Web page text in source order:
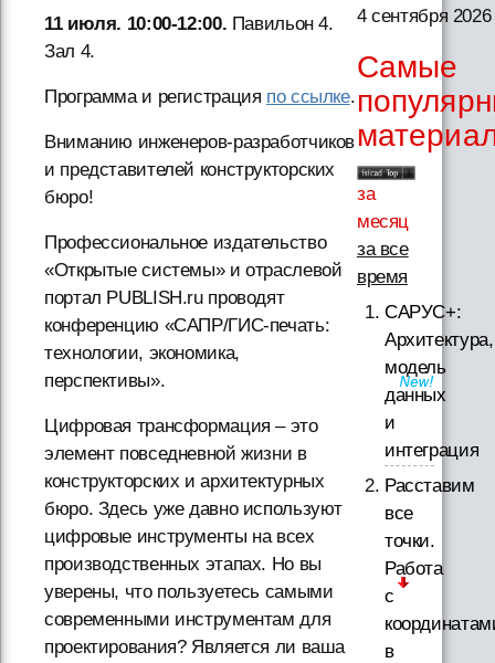
11 июля. 10:00-12:00. Павильон 4.
Зал 4.
Программа и регистрация по ссылке.
Вниманию инженеров-разработчиков
и представителей конструкторских
бюро!
Профессиональное издательство
«Открытые системы» и отраслевой
портал PUBLISH.ru проводят
конференцию «САПР/ГИС-печать:
технологии, экономика,
перспективы».
Цифровая трансформация – это
элемент повседневной жизни в
конструкторских и архитектурных
бюро. Здесь уже давно используют
цифровые инструменты на всех
производственных этапах. Но вы
уверены, что пользуетесь самыми
современными инструментам для
проектирования? Является ли ваша
4 сентября 2026
Самые
за
месяц
за все
время
САРУС+:
Архитектура,
модель
данных
и
интеграция
Расставим
все
точки.
Работа
с
в